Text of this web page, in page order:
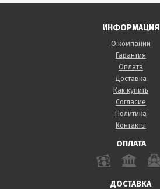
ИНФОРМАЦИЯ
О компании
Гарантия
Оплата
Доставка
Как купить
Согласие
Политика
Контакты
ОПЛАТА
ДОСТАВКА